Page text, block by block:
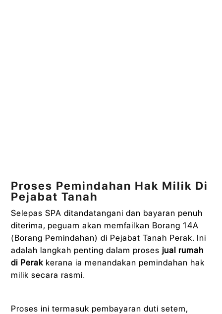
Proses Pemindahan Hak Milik Di
Pejabat Tanah
Selepas SPA ditandatangani dan bayaran penuh
diterima, peguam akan memfailkan Borang 14A
(Borang Pemindahan) di Pejabat Tanah Perak. Ini
adalah langkah penting dalam proses jual rumah
di Perak kerana ia menandakan pemindahan hak
milik secara rasmi.
Proses ini termasuk pembayaran duti setem,